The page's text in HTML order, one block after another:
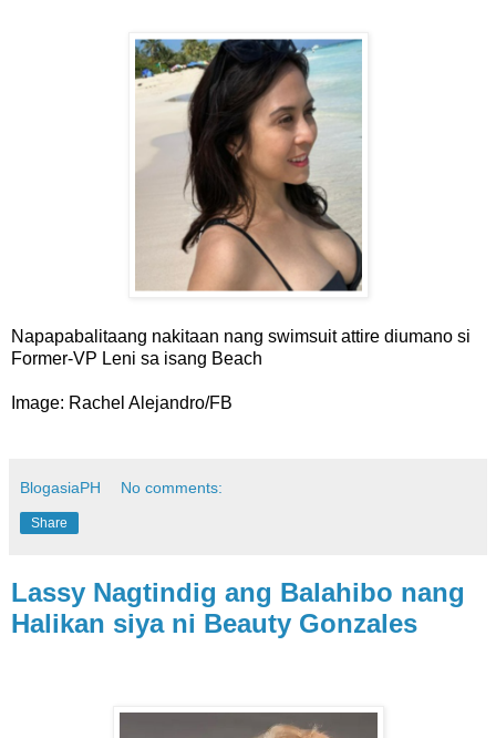
Napapabalitaang nakitaan nang swimsuit attire diumano si
Former-VP Leni sa isang Beach
Image: Rachel Alejandro/FB
BlogasiaPH No comments:
Share
Lassy Nagtindig ang Balahibo nang
Halikan siya ni Beauty Gonzales